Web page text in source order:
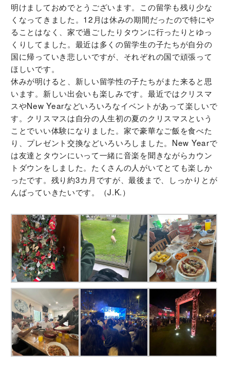
明けましておめでとうございます。この留学も残り少な
くなってきました。12月は休みの期間だったので特にや
ることはなく、家で過ごしたりタウンに行ったりとゆっ
くりしてました。最近は多くの留学生の子たちが自分の
国に帰っていき悲しいですが、それぞれの国で頑張って
ほしいです。
休みが明けると、新しい留学性の子たちがまた来ると思
います。新しい出会いも楽しみです。最近ではクリスマ
スやNew Yearなどいろいろなイベントがあって楽しいで
す。クリスマスは自分の人生初の夏のクリスマスという
ことでいい体験になりました。家で豪華なご飯を食べた
り、プレゼント交換などいろいろしました。New Yearで
は友達とタウンにいって一緒に音楽を聞きながらカウン
トダウンをしました。たくさんの人がいてとても楽しか
ったです。残り約3カ月ですが、最後まで、しっかりとが
んばっていきたいです。（J.K.）